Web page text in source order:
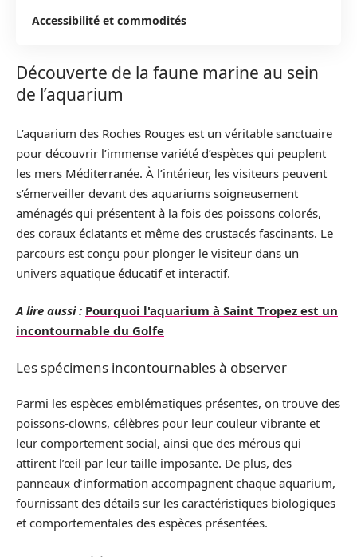
Accessibilité et commodités
Découverte de la faune marine au sein
de l’aquarium
L’aquarium des Roches Rouges est un véritable sanctuaire
pour découvrir l’immense variété d’espèces qui peuplent
les mers Méditerranée. À l’intérieur, les visiteurs peuvent
s’émerveiller devant des aquariums soigneusement
aménagés qui présentent à la fois des poissons colorés,
des coraux éclatants et même des crustacés fascinants. Le
parcours est conçu pour plonger le visiteur dans un
univers aquatique éducatif et interactif.
A lire aussi : Pourquoi l'aquarium à Saint Tropez est un
incontournable du Golfe
Les spécimens incontournables à observer
Parmi les espèces emblématiques présentes, on trouve des
poissons-clowns, célèbres pour leur couleur vibrante et
leur comportement social, ainsi que des mérous qui
attirent l’œil par leur taille imposante. De plus, des
panneaux d’information accompagnent chaque aquarium,
fournissant des détails sur les caractéristiques biologiques
et comportementales des espèces présentées.